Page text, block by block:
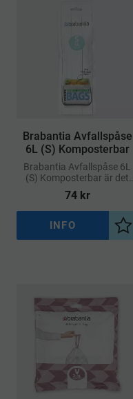
​Brabantia Avfallspåse
6L (S) Komposterbar
Brabantia Avfallspåse 6L
(S) Komposterbar är det
hållbara alternativet för dig
som vill kombinera
bekvämlighet med
miljöhänsyn
74kr
INFO